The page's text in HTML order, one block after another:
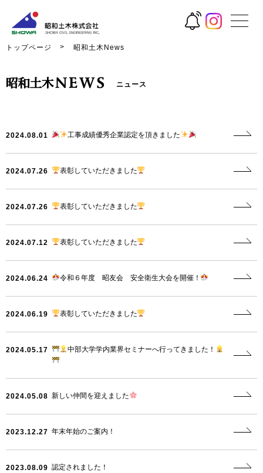
トップページ 昭和土木News
ニュース
2024.08.01 工事成績優秀企業認定を頂きました
2024.07.26 表彰していただきました
2024.07.26 表彰していただきました
2024.07.12 表彰していただきました
2024.06.24 令和６年度 昭友会 安全衛生大会を開催！
2024.06.19 表彰していただきました
2024.05.17 中部大学学内業界セミナーへ行ってきました！
2024.05.08 新しい仲間を迎えました
2023.12.27 年末年始のご案内！
2023.08.09 認定されました！